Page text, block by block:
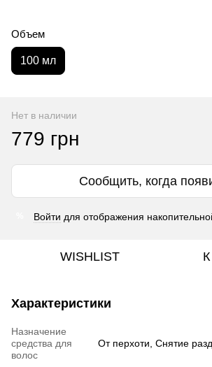
Объем
100 мл
Нет в наличии
779 грн
Сообщить, когда
Войти для отображения
WISHLIST
Характеристики
Назначение
средства для
волос
От перхоти, Снятие